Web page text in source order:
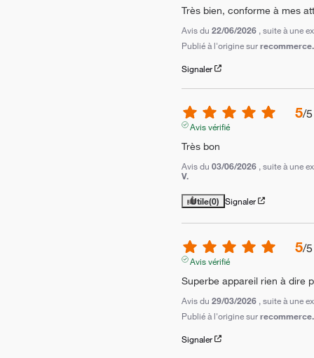
Très bien, conforme à mes
Avis du 22/06/2026 , suite à une
Publié à l'origine sur
Signaler
5/5
Avis vérifié
Très bon
Avis du 03/06/2026 , suite à une
V.
Utile(0) Signaler
5/5
Avis vérifié
Superbe appareil rien à dire
Avis du 29/03/2026 , suite à une
Publié à l'origine sur
Signaler